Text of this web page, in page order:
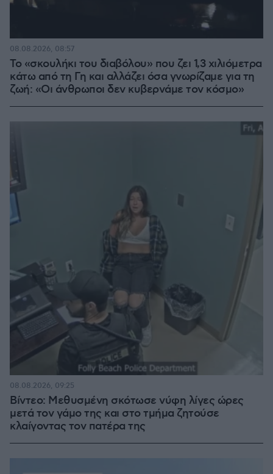
Το «σκουλήκι του διαβόλου» που ζει 1,3 χιλιόμετρα
κάτω από τη Γη και αλλάζει όσα γνωρίζαμε για τη
ζωή: «Οι άνθρωποι δεν κυβερνάμε τον κόσμο»
08.08.2026, 08:57
Βίντεο: Μεθυσμένη σκότωσε νύφη λίγες ώρες
μετά τον γάμο της και στο τμήμα ζητούσε
κλαίγοντας τον πατέρα της
08.08.2026, 09:25